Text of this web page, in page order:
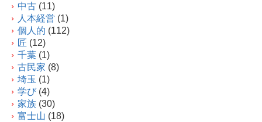
中古 (11)
人本経営 (1)
個人的 (112)
匠 (12)
千葉 (1)
古民家 (8)
埼玉 (1)
学び(4)
家族 (30)
富士山 (18)